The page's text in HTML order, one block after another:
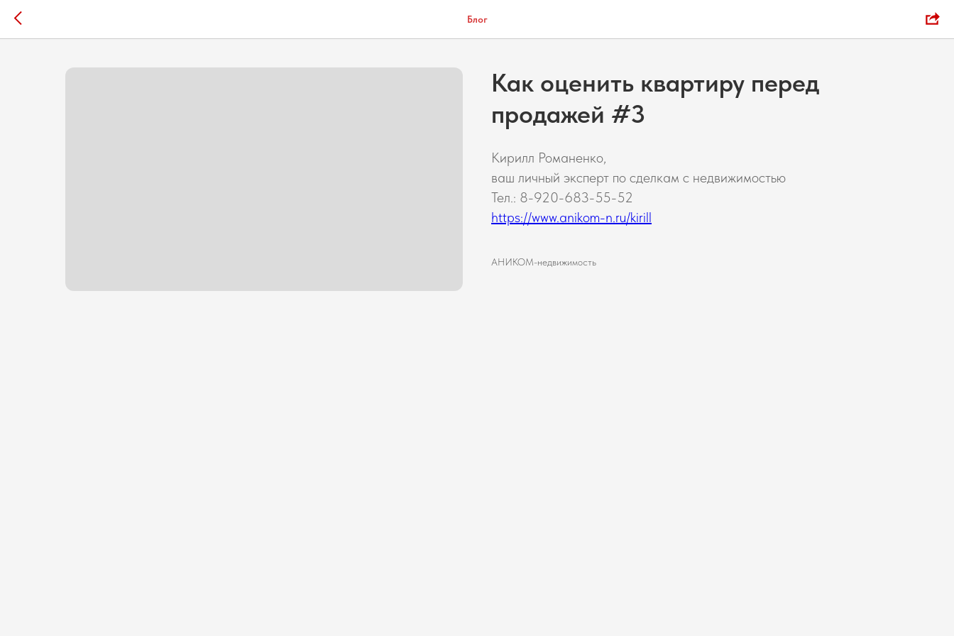
Блог
Как оценить квартиру перед
продажей #3
Кирилл Романенко,
ваш личный эксперт по сделкам с недвижимостью
Тел.: 8-920-683-55-52
https://www.anikom-n.ru/kirill
АНИКОМ-недвижимость